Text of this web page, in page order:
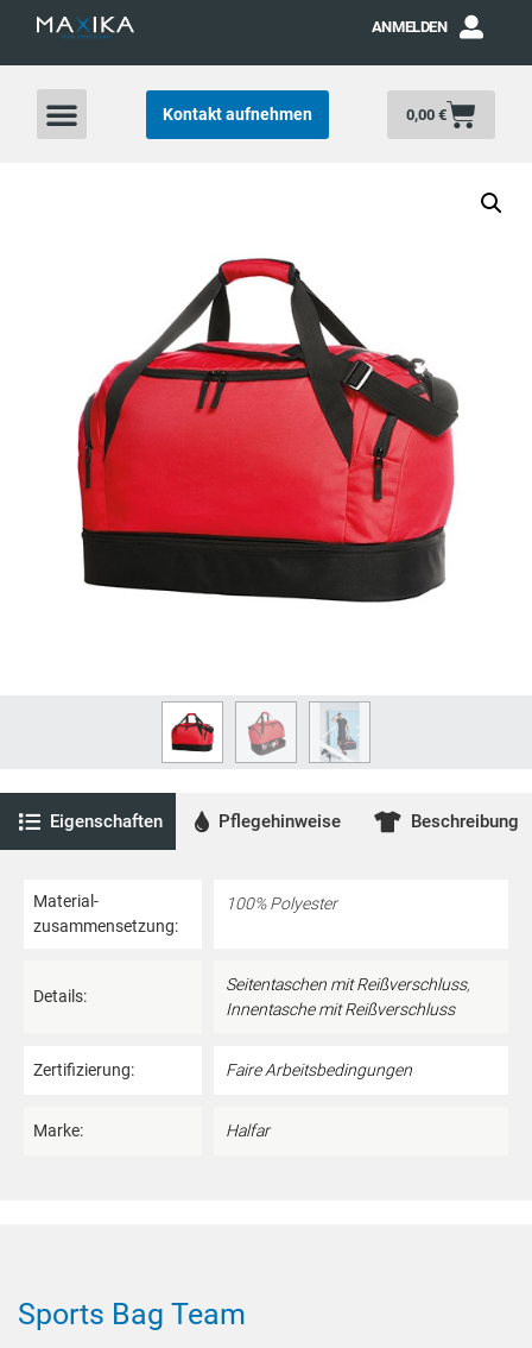
ANMELDEN
Kontakt aufnehmen 0,00 €
Eigenschaften Pflegehinweise Beschreibung
Material­
zusammensetzung:
100% Polyester
Details:
Seitentaschen mit Reißverschluss,
Innentasche mit Reißverschluss
Zertifizierung: Faire Arbeitsbedingungen
Marke: Halfar
Sports Bag Team